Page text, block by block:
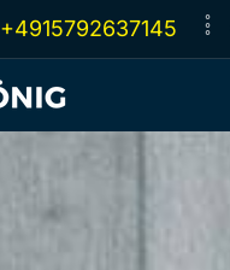
+4915792637145